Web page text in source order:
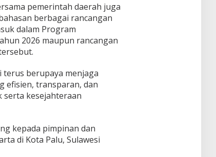
pemerintah daerah juga
berbagai rancangan
dalam Program
2026 maupun rancangan
terus berupaya menjaga
efisien, transparan, dan
serta kesejahteraan
kepada pimpinan dan
di Kota Palu, Sulawesi